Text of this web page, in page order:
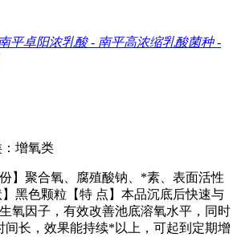
平卓阳浓乳酸 - 南平高浓缩乳酸菌种 -
：增氧类
份】聚合氧、腐殖酸钠、*素、表面活性
黑色颗粒【特 点】本品沉底后快速与
氧因子，有效改善池底溶氧水平，同时
长，效果能持续*以上，可起到定期增